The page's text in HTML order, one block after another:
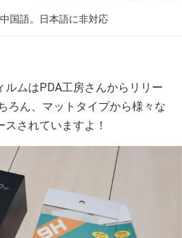
国語。日本語に非対応
ルムはPDA工房さんからリリー
ろん、マットタイプから様々な
されていますよ！